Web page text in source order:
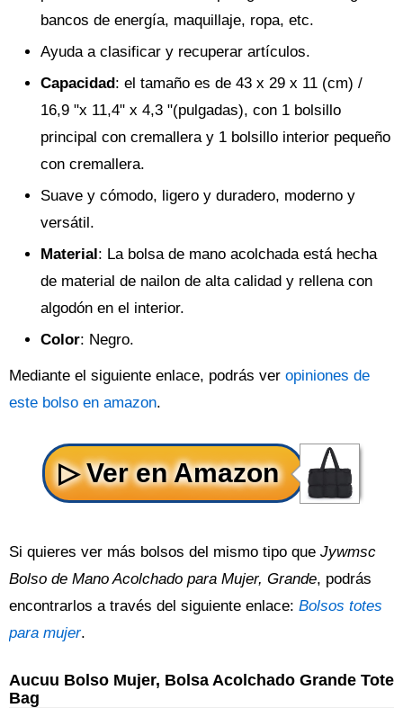
bancos de energía, maquillaje, ropa, etc.
Ayuda a clasificar y recuperar artículos.
Capacidad: el tamaño es de 43 x 29 x 11 (cm) /
16,9 "x 11,4" x 4,3 "(pulgadas), con 1 bolsillo
principal con cremallera y 1 bolsillo interior pequeño
con cremallera.
Suave y cómodo, ligero y duradero, moderno y
versátil.
Material: La bolsa de mano acolchada está hecha
de material de nailon de alta calidad y rellena con
algodón en el interior.
Color: Negro.
Mediante el siguiente enlace, podrás ver opiniones de
este bolso en amazon.
Si quieres ver más bolsos del mismo tipo que Jywmsc
Bolso de Mano Acolchado para Mujer, Grande, podrás
encontrarlos a través del siguiente enlace: Bolsos totes
para mujer.
Aucuu Bolso Mujer, Bolsa Acolchado Grande Tote
Bag